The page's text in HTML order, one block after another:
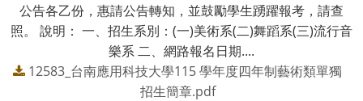
公告各乙份，惠請公告轉知，並鼓勵學生踴躍報考，請查
照。 說明： 一、招生系別：(一)美術系(二)舞蹈系(三)流行音
樂系 二、網路報名日期....
12583_台南應用科技大學115 學年度四年制藝術類單獨
招生簡章.pdf